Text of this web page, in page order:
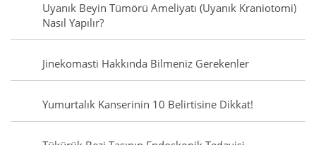
Uyanık Beyin Tümörü Ameliyatı (Uyanık Kraniotomi)
Nasıl Yapılır?
Jinekomasti Hakkında Bilmeniz Gerekenler
Yumurtalık Kanserinin 10 Belirtisine Dikkat!